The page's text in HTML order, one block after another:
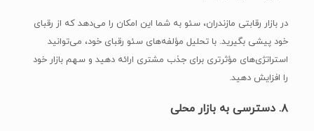
در بازار رقابتی مازندران، سئو به شما این امکان را می‌دهد که از رقبای
خود پیشی بگیرید. با تحلیل مؤلفه‌های سئو رقبای خود، می‌توانید
استراتژی‌های مؤثرتری برای جذب مشتری ارائه دهید و سهم بازار خود
را افزایش دهید.
۸. دسترسی به بازار محلی